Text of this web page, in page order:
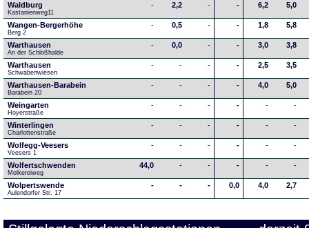
Waldburg
Kastanienweg11
- 2,2 - - 6,2 5,0
Wangen-Bergerhöhe
Berg 2
- 0,5 - - 1,8 5,8
Warthausen
An der Schloßhalde
- 0,0 - - 3,0 3,8
Warthausen
Schwabenwiesen
- - - - 2,5 3,5
Warthausen-Barabein
Barabein 20
- - - - 4,0 5,0
Weingarten
Hoyerstraße
- - - - - -
Winterlingen
Charlottenstraße
- - - - - -
Wolfegg-Veesers
Veesers 1
- - - - - -
Wolfertschwenden
Molkereiweg
44,0 - - - - -
Wolpertswende
Aulendorfer Str. 17
- - - 0,0 4,0 2,7